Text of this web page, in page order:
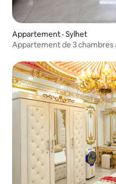
Appartement · Sylhet
Appartement de 3 chambres